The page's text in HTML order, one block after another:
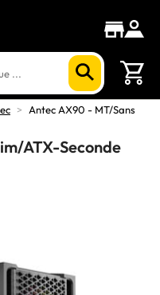
>
Antec AX90 - MT/Sans
ATX-Seconde